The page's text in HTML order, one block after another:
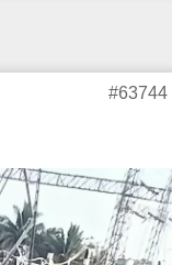
#63744